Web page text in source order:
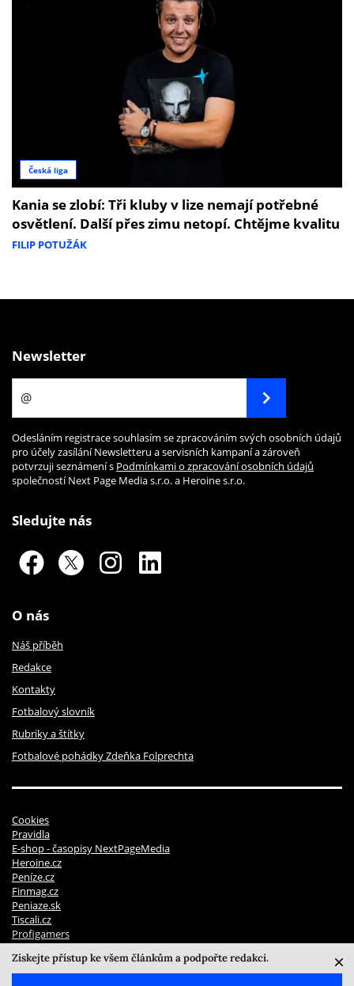
Česká liga
Kania se zlobí: Tři kluby v lize nemají potřebné
osvětlení. Další přes zimu netopí. Chtějme kvalitu
FILIP POTUŽÁK
Newsletter
Odesláním registrace souhlasím se zpracováním svých osobních údajů
pro účely zasílání Newsletteru a servisních kampaní a zároveň
potvrzuji seznámení s Podmínkami o zpracování osobních údajů
společností Next Page Media s.r.o. a Heroine s.r.o.
Sledujte nás
O nás
Náš příběh
Redakce
Kontakty
Fotbalový slovník
Rubriky a štítky
Fotbalové pohádky Zdeňka Folprechta
Cookies
Pravidla
E-shop - časopisy NextPageMedia
Heroine.cz
Peníze.cz
Finmag.cz
Peniaze.sk
Tiscali.cz
Profigamers
Pravidla soutěží
© 2026 NextPage Media, s.r.o. | ISSN 2694 - 7072
Získejte přístup ke všem článkům a podpořte redakci.